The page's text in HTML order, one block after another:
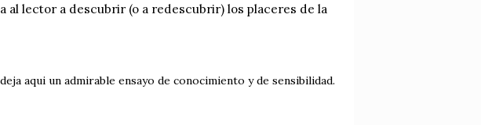
al lector a descubrir (o a redescubrir) los placeres de la
aqui un admirable ensayo de conocimiento y de sensibilidad.